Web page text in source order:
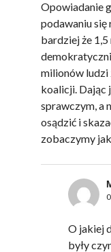
Opowiadanie
podawaniu się
bardziej że
milionów ludzi
koalicji. Dając
sprawczym, a
osądzić i
zobaczymy
O jakiej
były